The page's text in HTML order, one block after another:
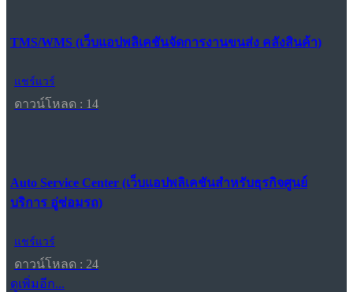
TMS/WMS (เว็บแอปพลิเคชันจัดการงานขนส่ง คลังสินค้า)
แชร์แวร์
ดาวน์โหลด : 14
Auto Service Center (เว็บแอปพลิเคชันสำหรับธุรกิจศูนย์
บริการ อู่ซ่อมรถ)
แชร์แวร์
ดาวน์โหลด : 24
ดูเพิ่มอีก...